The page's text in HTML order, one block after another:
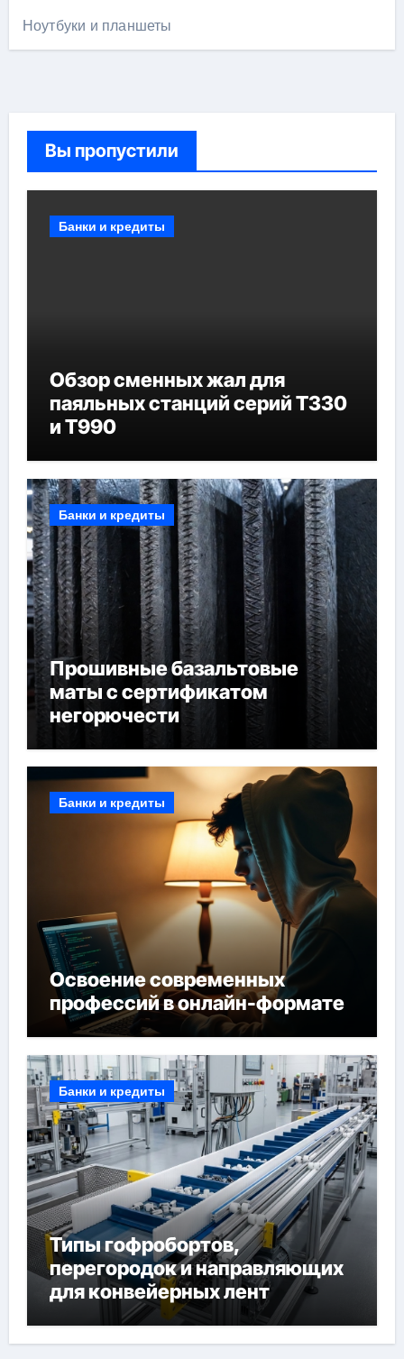
Ноутбуки и планшеты
Вы пропустили
Банки и кредиты
Обзор сменных жал для
паяльных станций серий T330
и T990
Банки и кредиты
Прошивные базальтовые
маты с сертификатом
негорючести
Банки и кредиты
Освоение современных
профессий в онлайн-формате
Банки и кредиты
Типы гофробортов,
перегородок и направляющих
для конвейерных лент